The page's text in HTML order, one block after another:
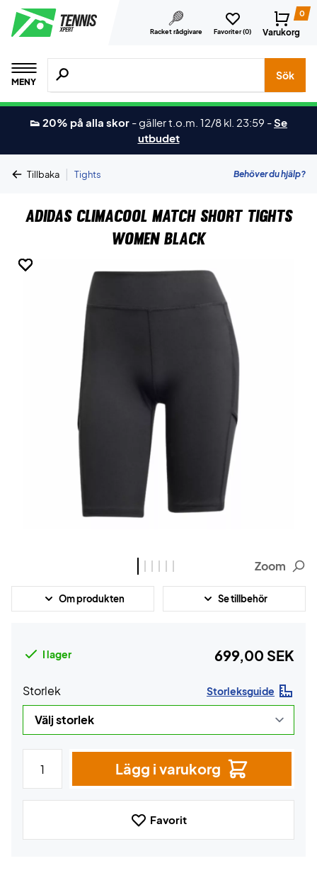
Racket rådgivare Favoriter (0)
0
Varukorg
MENY
Sök efter produkter, märken osv.
Sök
👟 20% på alla skor -gäller t.o.m. 12/8 kl. 23:59 -Se
utbudet
Tillbaka | Tights Behöver du hjälp?
Adidas Climacool Match Short Tights
Women Black
Zoom
Om produkten Se tillbehör
I lager 699,00 SEK
Storlek Storleksguide
Lägg i varukorg
Favorit